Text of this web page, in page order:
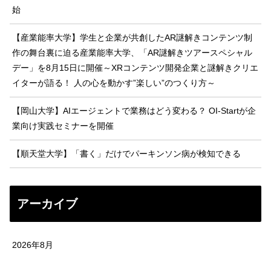
始
【産業能率大学】学生と企業が共創したAR謎解きコンテンツ制
作の舞台裏に迫る産業能率大学、「AR謎解きツアースペシャル
デー」を8月15日に開催～XRコンテンツ開発企業と謎解きクリエ
イターが語る！ 人の心を動かす”楽しい”のつくり方～
【岡山大学】AIエージェントで業務はどう変わる？ OI-Startが企
業向け実践セミナーを開催
【順天堂大学】「書く」だけでパーキンソン病が検知できる
アーカイブ
2026年8月